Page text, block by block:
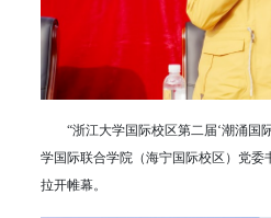
“浙江大学国际校区第二届‘潮涌国
学国际联合学院（海宁国际校区）党委
拉开帷幕。